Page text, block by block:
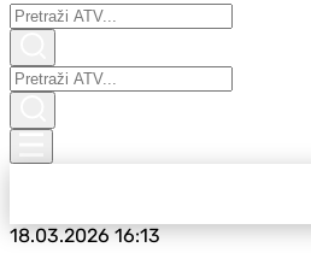
18.03.202616:13